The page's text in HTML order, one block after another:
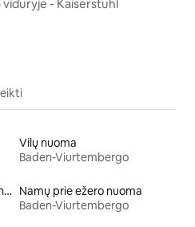
- Kaiserstuhl
Vilų nuoma
Baden-Viurtembergo
Nuoma svečiams su augintiniais Namų prie ežero nuoma
Baden-Viurtembergo